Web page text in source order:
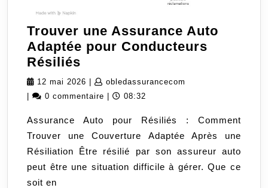
Trouver une Assurance Auto
Adaptée pour Conducteurs
Résiliés
une
Assurance
Adaptée
pour
Conducteurs
Résiliés
12 mai 2026 12
mai
| obledassurancecom
|
0 commentaire | 08:32
Assurance Auto pour Résiliés : Comment
Trouver une Couverture Adaptée Après une
Résiliation Être résilié par son assureur auto
peut être une situation difficile à gérer. Que ce
soit en